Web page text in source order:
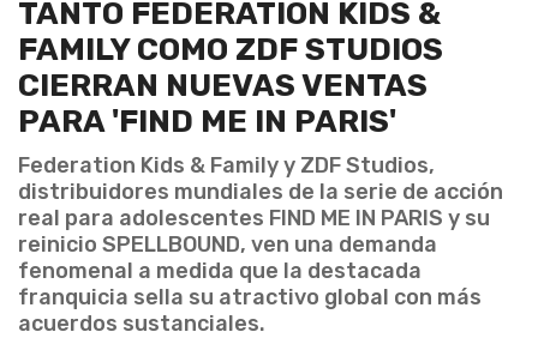
TANTO FEDERATION KIDS &
FAMILY COMO ZDF STUDIOS
CIERRAN NUEVAS VENTAS
PARA 'FIND ME IN PARIS'
Federation Kids & Family y ZDF Studios,
distribuidores mundiales de la serie de acción
real para adolescentes FIND ME IN PARIS y su
reinicio SPELLBOUND, ven una demanda
fenomenal a medida que la destacada
franquicia sella su atractivo global con más
acuerdos sustanciales.